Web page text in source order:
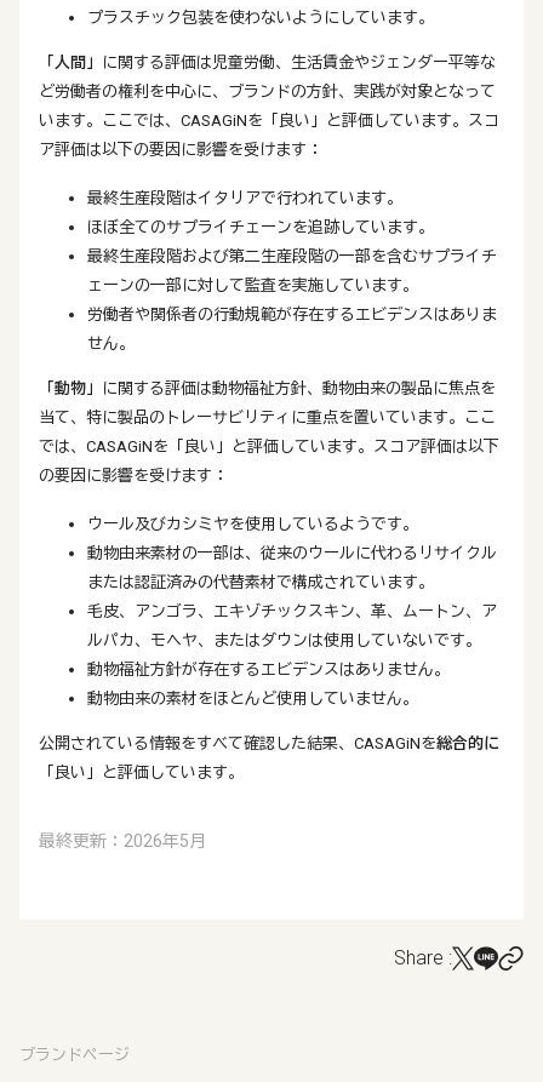
プラスチック包装を使わないようにしています。
「人間」
に関する評価は児童労働、生活賃金やジェンダー平等な
ど労働者の権利を中心に、ブランドの方針、実践が対象となって
います。ここでは、CASAGiNを「良い」と評価しています。スコ
ア評価は以下の要因に影響を受けます：
最終生産段階はイタリアで行われています。
ほぼ全てのサプライチェーンを追跡しています。
最終生産段階および第二生産段階の一部を含むサプライチ
ェーンの一部に対して監査を実施しています。
労働者や関係者の行動規範が存在するエビデンスはありま
せん。
「動物」
に関する評価は動物福祉方針、動物由来の製品に焦点を
当て、特に製品のトレーサビリティに重点を置いています。ここ
では、CASAGiNを「良い」と評価しています。スコア評価は以下
の要因に影響を受けます：
ウール及びカシミヤを使用しているようです。
動物由来素材の一部は、従来のウールに代わるリサイクル
または認証済みの代替素材で構成されています。
毛皮、アンゴラ、エキゾチックスキン、革、ムートン、ア
ルパカ、モヘヤ、またはダウンは使用していないです。
動物福祉方針が存在するエビデンスはありません。
動物由来の素材をほとんど使用していません。
公開されている情報をすべて確認した結果、CASAGiNを総合的に
「良い」と評価しています。
最終更新：2026年5月
Share :
ブランドページ